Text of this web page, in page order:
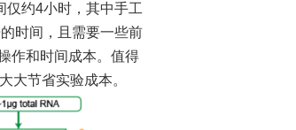
约4小时，其中手工
时间，且需要一些前
作和时间成本。值得
大节省实验成本。